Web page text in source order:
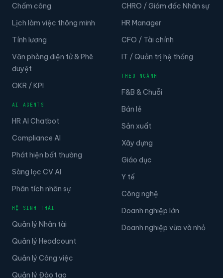
Chấm công
Lịch làm việc thông minh
Tính lương
Văn phòng điện tử & Phê
duyệt
OKR / KPI
AI AGENTS
HR AI Chatbot
Compliance AI
Phát hiện bất thường
Sàng lọc CV AI
Phân tích nhân sự
HỆ SINH THÁI
Quản lý Nhân tài
Quản lý Headcount
Quản lý Công việc
Quản lý Đào tạo
CHRO / Giám đốc Nhân sự
HR Manager
CFO / Tài chính
IT / Quản trị hệ thống
THEO NGÀNH
F&B & Chuỗi
Bán lẻ
Sản xuất
Xây dựng
Giáo dục
Y tế
Công nghệ
Doanh nghiệp lớn
Doanh nghiệp vừa và nhỏ